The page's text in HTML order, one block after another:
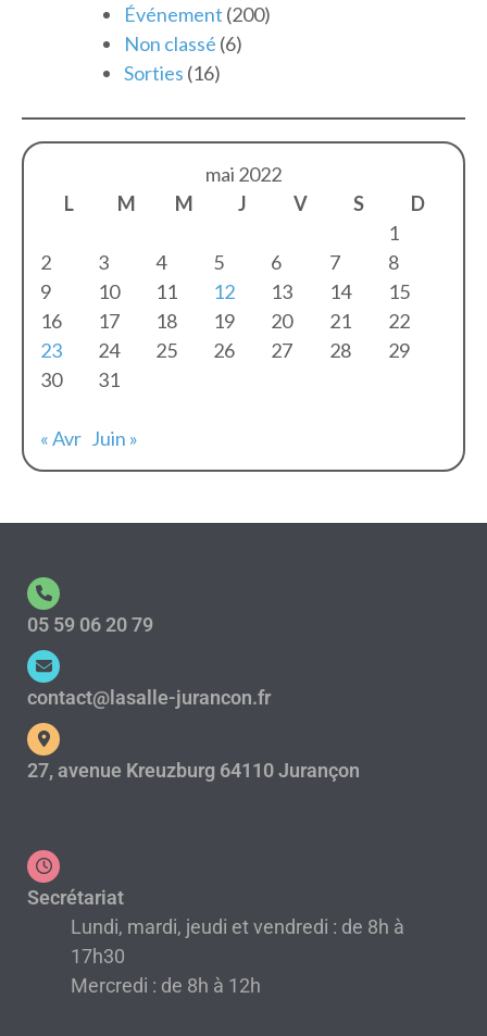
Événement (200)
Non classé (6)
Sorties (16)
mai 2022
L
M M J V S
D
1
2
3 4 5 6 7
8
9
10 11 12 13 14
15
16
17 18 19 20 21
22
23
24 25 26 27 28
29
30
31
« Avr Juin »
05 59 06 20 79
contact@lasalle-jurancon.fr
27, avenue Kreuzburg 64110 Jurançon
Secrétariat
Lundi, mardi, jeudi et vendredi : de 8h à
17h30
Mercredi : de 8h à 12h